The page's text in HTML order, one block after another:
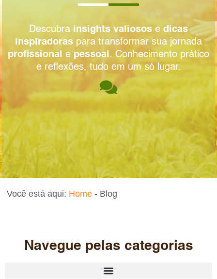
Descubra insights valiosos e dicas
inspiradoras para transformar sua jornada
profissional e pessoal. Conhecimento prático
e reflexões, tudo em um só lugar.
Você está aqui: Home - Blog
Navegue pelas categorias